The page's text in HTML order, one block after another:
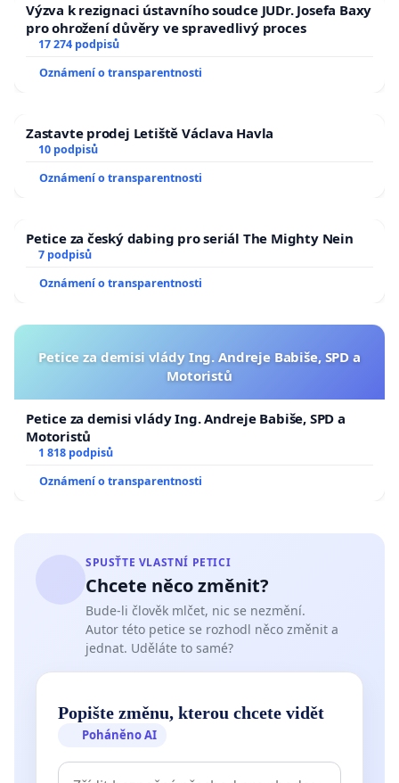
Výzva k rezignaci ústavního soudce JUDr. Josefa Baxy
pro ohrožení důvěry ve spravedlivý proces
17 274 podpisů
Oznámení o transparentnosti
Zastavte prodej Letiště Václava Havla
10 podpisů
Oznámení o transparentnosti
Petice za český dabing pro seriál The Mighty Nein
7 podpisů
Oznámení o transparentnosti
Petice za demisi vlády Ing. Andreje Babiše, SPD a
Motoristů
Petice za demisi vlády Ing. Andreje Babiše, SPD a
Motoristů
1 818 podpisů
Oznámení o transparentnosti
SPUSŤTE VLASTNÍ PETICI
Chcete něco změnit?
Bude-li člověk mlčet, nic se nezmění.
Autor této petice se rozhodl něco změnit a
jednat. Uděláte to samé?
Popište změnu, kterou chcete vidět
Poháněno AI